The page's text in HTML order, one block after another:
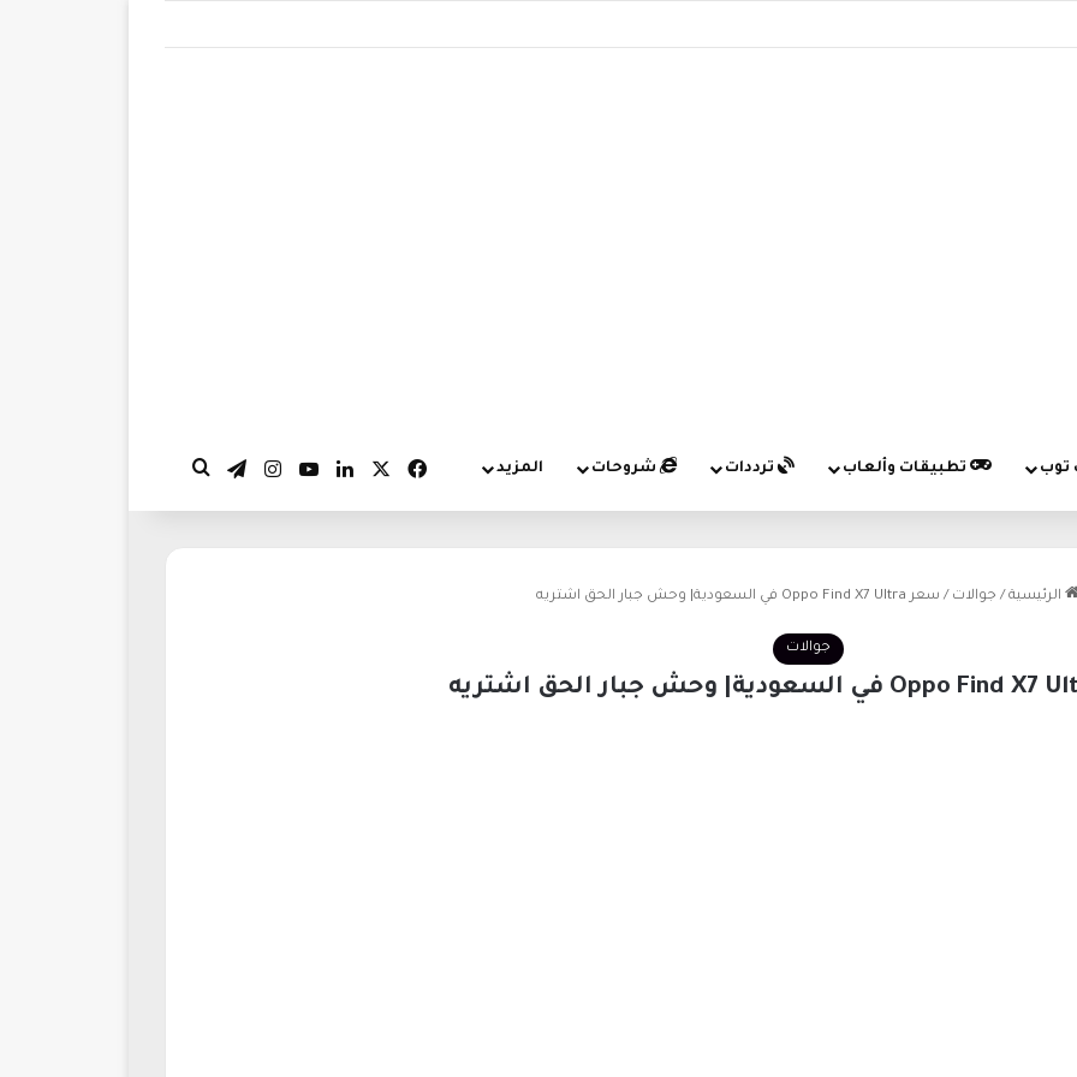
توب تطبيقات وألعاب ترددات شروحات المزيد فيسبوك لينكدإن‫YouTubeانستقرام
تيلقرام
الرئيسية / جوالات / سعر Oppo Find X7 Ultra في السعودية| وحش جبار الحق اشتريه
جوالات